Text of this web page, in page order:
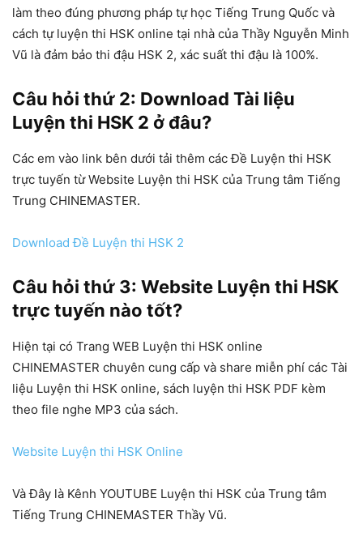
làm theo đúng phương pháp tự học Tiếng Trung Quốc và
cách tự luyện thi HSK online tại nhà của Thầy Nguyễn Minh
Vũ là đảm bảo thi đậu HSK 2, xác suất thi đậu là 100%.
Câu hỏi thứ 2: Download Tài liệu
Luyện thi HSK 2 ở đâu?
Các em vào link bên dưới tải thêm các Đề Luyện thi HSK
trực tuyến từ Website Luyện thi HSK của Trung tâm Tiếng
Trung CHINEMASTER.
Download Đề Luyện thi HSK 2
Câu hỏi thứ 3: Website Luyện thi HSK
trực tuyến nào tốt?
Hiện tại có Trang WEB Luyện thi HSK online
CHINEMASTER chuyên cung cấp và share miễn phí các Tài
liệu Luyện thi HSK online, sách luyện thi HSK PDF kèm
theo file nghe MP3 của sách.
Website Luyện thi HSK Online
Và Đây là Kênh YOUTUBE Luyện thi HSK của Trung tâm
Tiếng Trung CHINEMASTER Thầy Vũ.